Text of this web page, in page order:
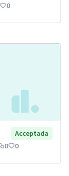
0
Acceptada
0 0